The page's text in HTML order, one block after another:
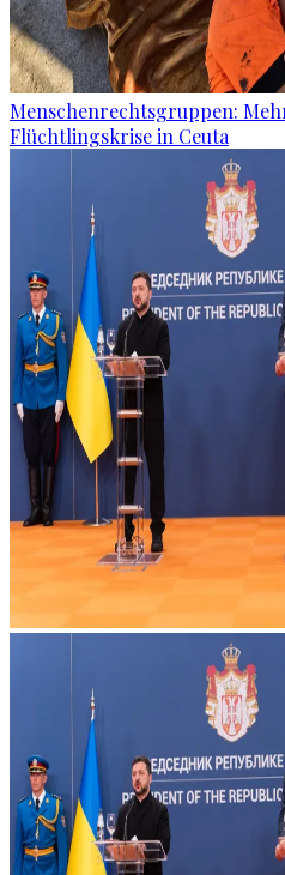
Menschenrechtsgruppen:
Flüchtlingskrise in Ceuta